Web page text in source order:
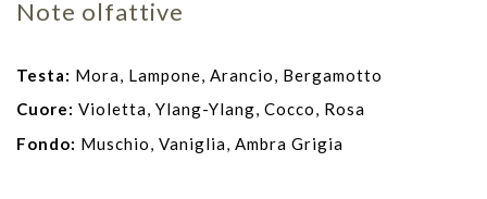
Note olfattive
Testa: Mora, Lampone, Arancio, Bergamotto
Cuore: Violetta, Ylang-Ylang, Cocco, Rosa
Fondo: Muschio, Vaniglia, Ambra Grigia